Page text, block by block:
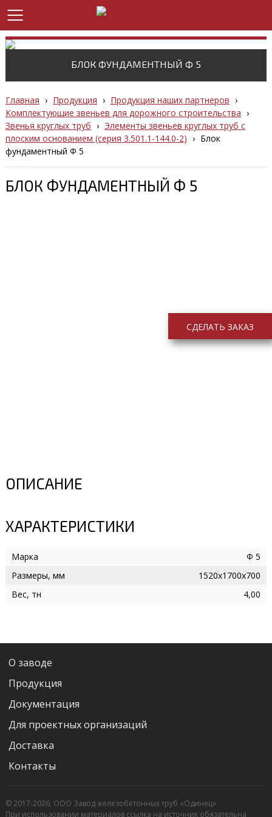
БЛОК ФУНДАМЕНТНЫЙ Ф 5
Главная › Продукция › Продукция наших партнеров ›
Комплектующие звеньев для дорожного строительства ›
Звенья круглых труб › Элементы звеньев круглых труб с
плоским основанием (серия 3.501.1-144.0-2) › Блок
фундаментный Ф 5
БЛОК ФУНДАМЕНТНЫЙ Ф 5
ОПИСАНИЕ
ХАРАКТЕРИСТИКИ
Марка
Ф 5
Размеры, мм
1520х1700х700
Вес, тн
4,00
О заводе
Продукция
Документация
Для проектных организаций
Доставка
Контакты
© 2017-2026, ООО Завод железобетонных труб «Одинец»
При использовании материалов ссылка на источник обязательна
СДЕЛАТЬ ЗАКАЗ